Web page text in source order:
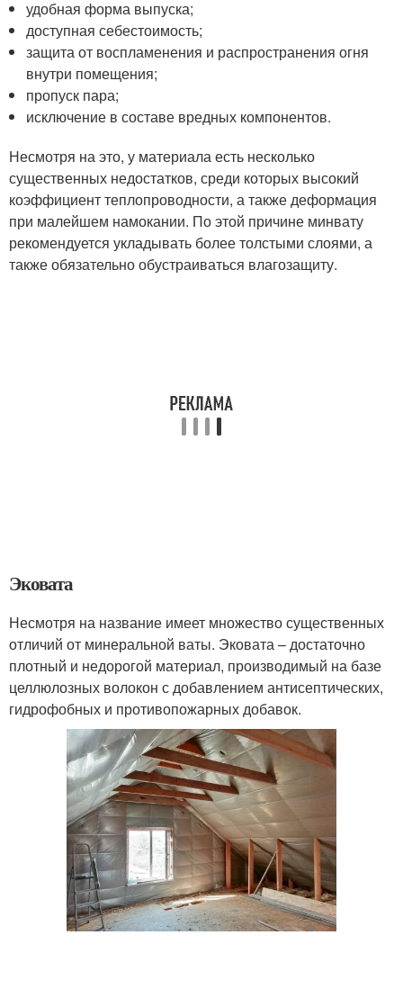
удобная форма выпуска;
доступная себестоимость;
защита от воспламенения и распространения огня
внутри помещения;
пропуск пара;
исключение в составе вредных компонентов.
Несмотря на это, у материала есть несколько
существенных недостатков, среди которых высокий
коэффициент теплопроводности, а также деформация
при малейшем намокании. По этой причине минвату
рекомендуется укладывать более толстыми слоями, а
также обязательно обустраиваться влагозащиту.
Эковата
Несмотря на название имеет множество существенных
отличий от минеральной ваты. Эковата – достаточно
плотный и недорогой материал, производимый на базе
целлюлозных волокон с добавлением антисептических,
гидрофобных и противопожарных добавок.